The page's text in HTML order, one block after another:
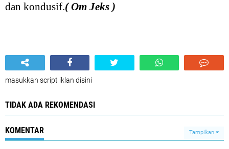
dan kondusif.( Om Jeks )
masukkan script iklan disini
TIDAK ADA REKOMENDASI
KOMENTAR Tampilkan